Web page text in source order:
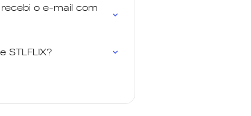
o e-mail com
STLFLIX?